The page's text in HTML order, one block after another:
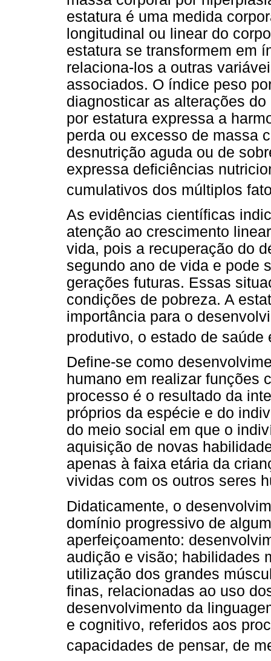
estatura é uma medida
longitudinal ou linear do
estatura se transformem em
relaciona-los a outras
associados. O índice peso
diagnosticar as alterações
por estatura expressa a
perda ou excesso de massa
desnutrição aguda ou de
expressa deficiências
cumulativos dos múltiplos
As evidências científicas
atenção ao crescimento
vida, pois a recuperação do
segundo ano de vida e pode
gerações futuras. Essas
condições de pobreza. A
importância para o
produtivo, o estado de
Define-se como
humano em realizar funções
processo é o resultado da
próprios da espécie e do
do meio social em que o
aquisição de novas
apenas à faixa etária da
vividas com os outros seres
Didaticamente, o
domínio progressivo de
aperfeiçoamento:
audição e visão; habilidades
utilização dos grandes
finas, relacionadas ao uso
desenvolvimento da
e cognitivo, referidos aos
capacidades de pensar, de